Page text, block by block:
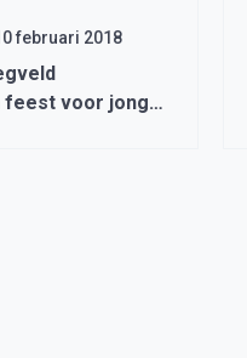
februari 2018
feest voor jong